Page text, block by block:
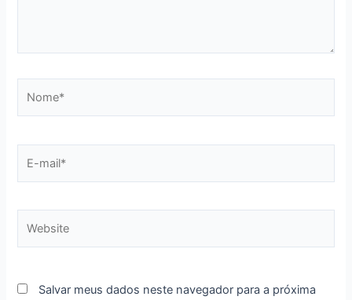
mail*
Salvar meus dados neste navegador para a próxima